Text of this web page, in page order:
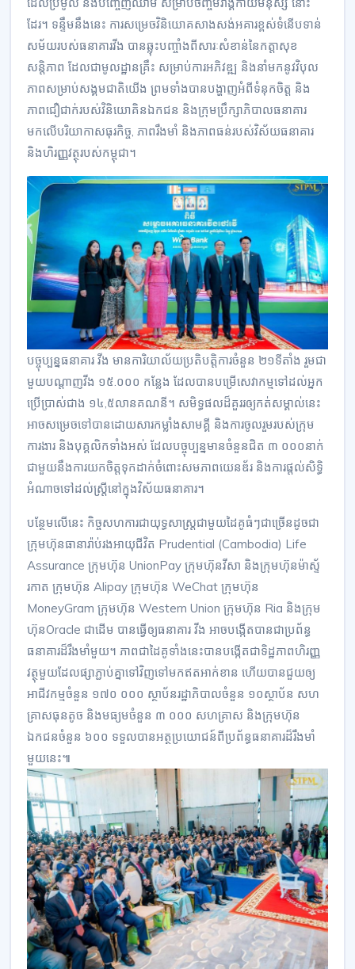
ដែរ។ ទន្ទឹមនឹងនេះ ការសម្រេចវិនិយោគសាងសង់អគារខ្ពស់ទំនើបទាន់
សម័យរបស់ធនាគារវីង បានឆ្លុះបញ្ចាំងពីសារៈសំខាន់នៃកត្តាសុខ
សន្តិភាព ដែលជាមូលដ្ឋានគ្រឹះ សម្រាប់ការអភិវឌ្ឍ និងនាំមកនូវវិបុល
ភាពសម្រាប់សង្គមជាតិយើង ព្រមទាំងបានបង្ហាញអំពីទំនុកចិត្ត និង
ភាពជឿជាក់របស់វិនិយោគិនឯកជន និងក្រុមប្រឹក្សាភិបាលធនាគារ
មកលើបរិយាកាសធុរកិច្ច, ភាពរឹងមាំ និងភាពធន់របស់វិស័យធនាគារ
និងហិរញ្ញវត្ថុរបស់កម្ពុជា។
បច្ចុប្បន្នធនាគារ វីង មានការិយាល័យប្រតិបត្តិការចំនួន ២១ទីតាំង រួមជា
មួយបណ្តាញវីង ១៥.០០០ កន្លែង ដែលបានបម្រើសេវាកម្មទៅដល់អ្នក
ប្រើប្រាស់ជាង ១៤,៥លានគណនី។ សមិទ្ធផលដ៏គួររឲ្យកត់សម្គាល់នេះ
អាចសម្រេចទៅបានដោយសារកម្លាំងសាមគ្គី និងការចូលរួមរបស់ក្រុម
ការងារ និងបុគ្គលិកទាំងអស់ ដែលបច្ចុប្បន្នមានចំនួនជិត ៣ ០០០នាក់
ជាមួយនឹងការយកចិត្តទុកដាក់ចំពោះសមភាពយេនឌ័រ និងការផ្តល់សិទ្ធិ
អំណាចទៅដល់ស្រ្តីនៅក្នុងវិស័យធនាគារ។
បន្ថែមលើនេះ កិច្ចសហការជាយុទ្ធសាស្ត្រជាមួយដៃគូធំៗជាច្រើនដូចជា
ក្រុមហ៊ុនធានារ៉ាប់រងអាយុជីវិត Prudential (Cambodia) Life
Assurance ក្រុមហ៊ុន UnionPay ក្រុមហ៊ុនវីសា និងក្រុមហ៊ុនម៉ាស្ទ័
រកាត ក្រុមហ៊ុន Alipay ក្រុមហ៊ុន WeChat ក្រុមហ៊ុន
MoneyGram ក្រុមហ៊ុន Western Union ក្រុមហ៊ុន Ria និងក្រុម
ហ៊ុនOracle ជាដើម បានធ្វើឲ្យធនាគារ វីង អាចបង្កើតបានជាប្រព័ន្ធ
ធនាគារដ៏រឹងមាំមួយ។ ភាពជាដៃគូទាំងនេះបានបង្កើតជាទិដ្ឋភាពហិរញ្ញ
វត្ថុមួយដែលផ្សាភ្ជាប់គ្នាទៅវិញទៅមកឥតអាក់ខាន ហើយបានជួយឲ្យ
អាជីវកម្មចំនួន ១៧០ ០០០ ស្ថាប័នរដ្ឋាភិបាលចំនួន ១០ស្ថាប័ន សហ
គ្រាសធុនតូច និងមធ្យមចំនួន ៣ ០០០ សហគ្រាស និងក្រុមហ៊ុន
ឯកជនចំនួន ៦០០ ទទួលបានអត្ថប្រយោជន៍ពីប្រព័ន្ធធនាគារដ៏រឹងមាំ
មួយនេះ៕